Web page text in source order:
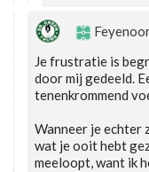
Je frustratie is
door mij gedeeld.
tenenkrommend
Wanneer je echter
wat je ooit hebt
meeloopt, want ik